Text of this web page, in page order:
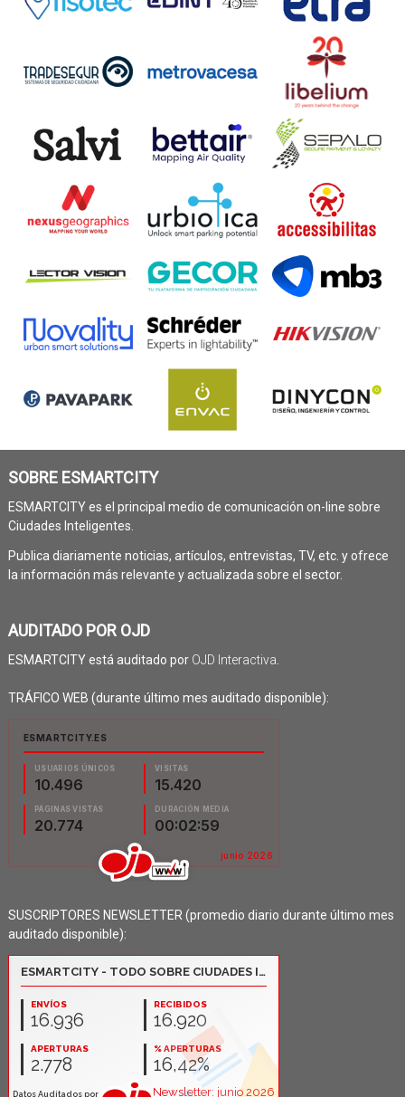
SOBRE ESMARTCITY
ESMARTCITY es el principal medio de comunicación on-line sobre
Ciudades Inteligentes.
Publica diariamente noticias, artículos, entrevistas, TV, etc. y ofrece
la información más relevante y actualizada sobre el sector.
AUDITADO POR OJD
ESMARTCITY está auditado por OJD Interactiva
TRÁFICO WEB (durante último mes auditado disponible):
SUSCRIPTORES NEWSLETTER (promedio diario durante último mes
auditado disponible):